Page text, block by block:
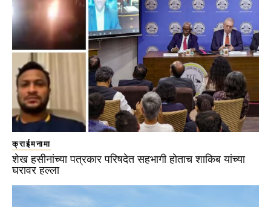
क्राईमनामा
शेख हसीनांच्या पत्रकार परिषदेत सहभागी होताच शाकिब यांच्या
घरावर हल्ला